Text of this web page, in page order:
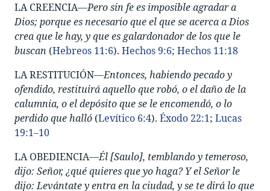
LA CREENCIA—Pero sin fe es imposible agradar a
Dios; porque es necesario que el que se acerca a Dios
crea que le hay, y que es galardonador de los que le
buscan (Hebreos 11:6). Hechos 9:6; Hechos 11:18
LA RESTITUCIÓN—Entonces, habiendo pecado y
ofendido, restituirá aquello que robó, o el daño de la
calumnia, o el depósito que se le encomendó, o lo
perdido que halló (Levítico 6:4). Éxodo 22:1; Lucas
19:1–10
LA OBEDIENCIA—Él [Saulo], temblando y temeroso,
dijo: Señor, ¿qué quieres que yo haga? Y el Señor le
dijo: Levántate y entra en la ciudad, y se te dirá lo que